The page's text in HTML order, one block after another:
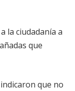
la ciudadanía a
que
que no